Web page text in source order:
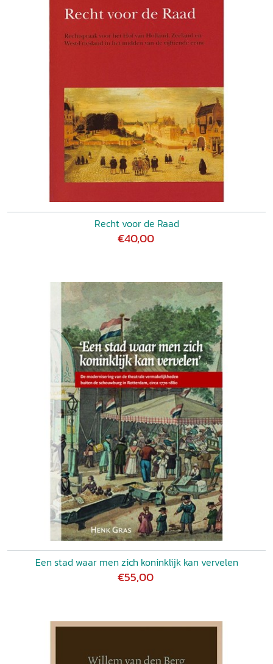
Recht voor de Raad
€40,00
Een stad waar men zich koninklijk kan vervelen
€55,00